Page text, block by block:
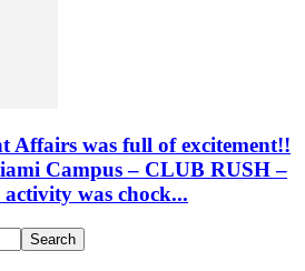
Affairs was full of excitement!!
Campus – CLUB RUSH –
was chock...